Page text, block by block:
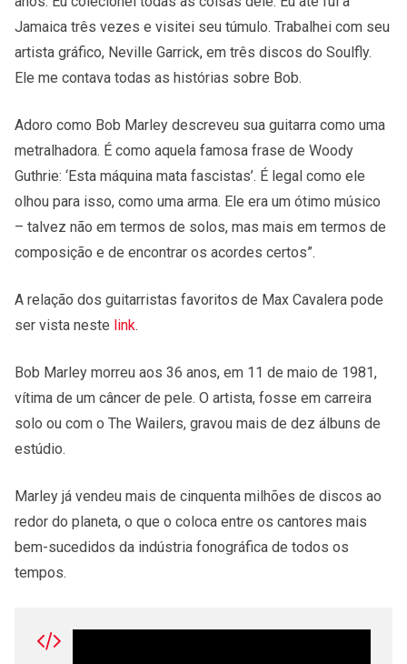
Jamaica três vezes e visitei seu túmulo. Trabalhei com seu
artista gráfico, Neville Garrick, em três discos do Soulfly.
Ele me contava todas as histórias sobre Bob.
Adoro como Bob Marley descreveu sua guitarra como uma
metralhadora. É como aquela famosa frase de Woody
Guthrie: ‘Esta máquina mata fascistas’. É legal como ele
olhou para isso, como uma arma. Ele era um ótimo músico
– talvez não em termos de solos, mas mais em termos de
composição e de encontrar os acordes certos”.
A relação dos guitarristas favoritos de Max Cavalera pode
ser vista neste link.
Bob Marley morreu aos 36 anos, em 11 de maio de 1981,
vítima de um câncer de pele. O artista, fosse em carreira
solo ou com o The Wailers, gravou mais de dez álbuns de
estúdio.
Marley já vendeu mais de cinquenta milhões de discos ao
redor do planeta, o que o coloca entre os cantores mais
bem-sucedidos da indústria fonográfica de todos os
tempos.